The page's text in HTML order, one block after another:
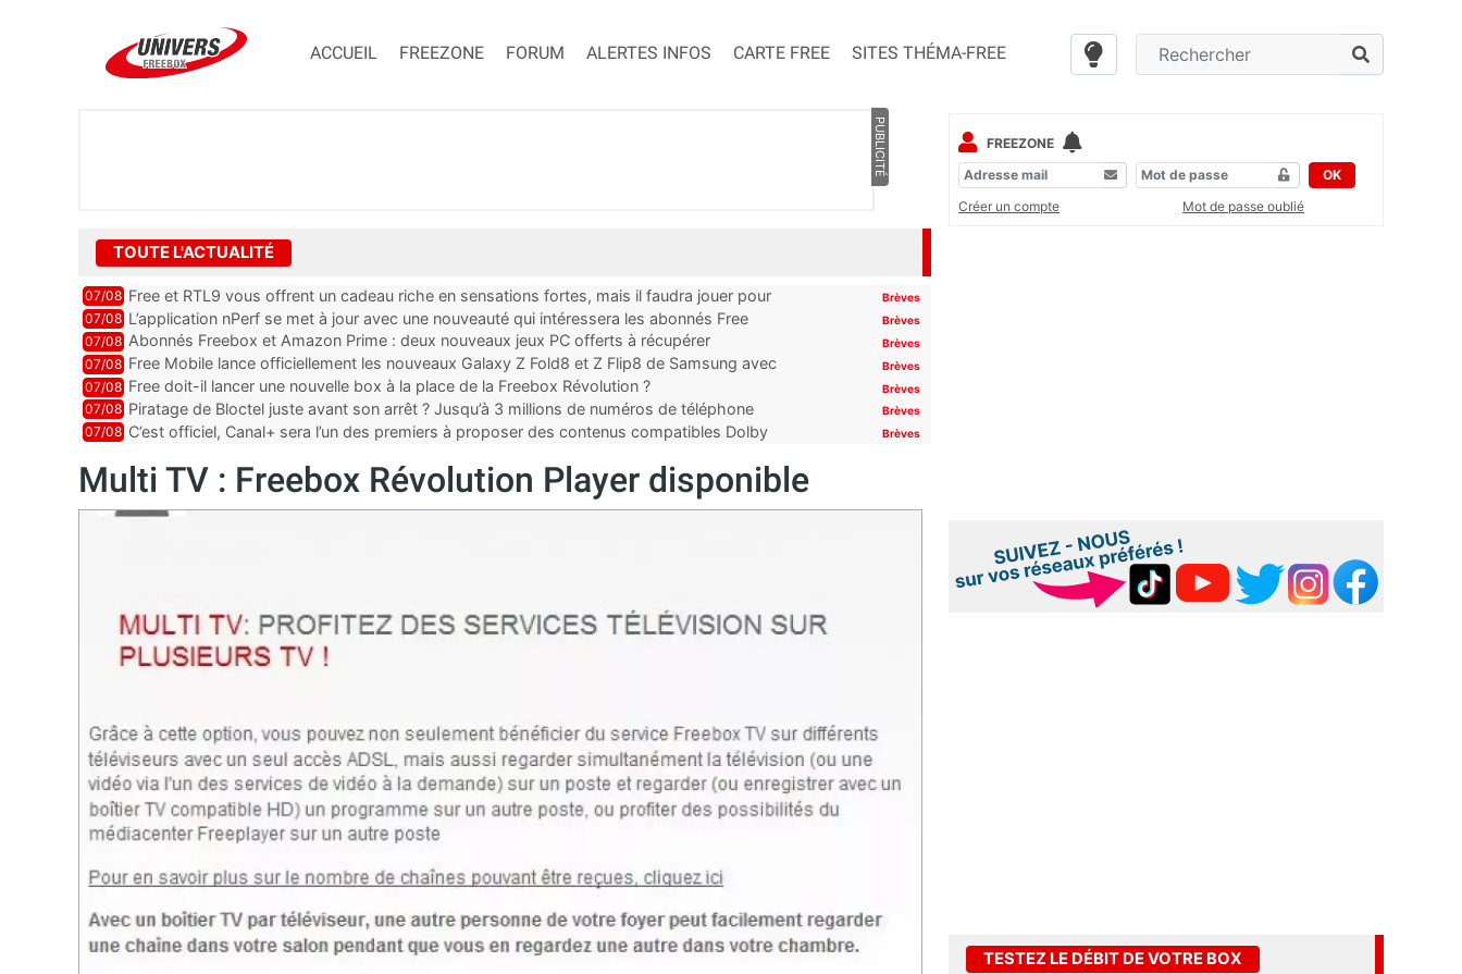
ACCUEIL FREEZONE FORUM ALERTES INFOS CARTE FREE SITES THÉMA-FREE
PUBLICITÉ
TOUTE L'ACTUALITÉ
07/08 Free et RTL9 vous offrent un cadeau riche en sensations fortes, mais il faudra jouer pour
l’obtenir
Brèves
07/08 L’application nPerf se met à jour avec une nouveauté qui intéressera les abonnés Free
Mobile, Orange, SFR ...
Brèves
07/08 Abonnés Freebox et Amazon Prime : deux nouveaux jeux PC offerts à récupérer Brèves
07/08 Free Mobile lance officiellement les nouveaux Galaxy Z Fold8 et Z Flip8 de Samsung avec
des promos et des cadeaux
Brèves
07/08 Free doit-il lancer une nouvelle box à la place de la Freebox Révolution ? Brèves
07/08 Piratage de Bloctel juste avant son arrêt ? Jusqu’à 3 millions de numéros de téléphone
auraient fuité
Brèves
07/08 C’est officiel, Canal+ sera l’un des premiers à proposer des contenus compatibles Dolby
Brèves
Multi TV : Freebox Révolution Player disponible
FREEZONE
OK
Créer un compte
Mot de passe oublié
TESTEZ LE DÉBIT DE VOTRE BOX